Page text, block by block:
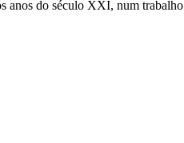
anos do século XXI, num